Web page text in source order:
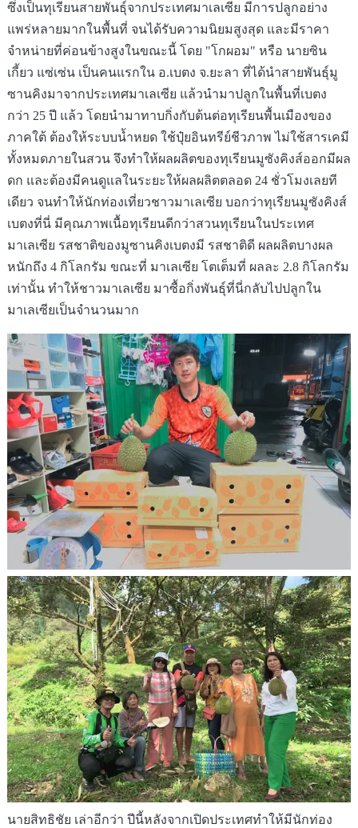
ซึ่งเป็นทุเรียนสายพันธุ์จากประเทศมาเลเซีย มีการปลูกอย่าง
แพร่หลายมากในพื้นที่ จนได้รับความนิยมสูงสุด และมีราคา
จำหน่ายที่ค่อนข้างสูงในขณะนี้ โดย "โกผอม" หรือ นายซิน
เกี้ยว แซ่เซ่น เป็นคนแรกใน อ.เบตง จ.ยะลา ที่ได้นำสายพันธุ์มู
ซานคิงมาจากประเทศมาเลเซีย แล้วนำมาปลูกในพื้นที่เบตง
กว่า 25 ปี แล้ว โดยนำมาทาบกิ่งกับต้นต่อทุเรียนพื้นเมืองของ
ภาคใต้ ต้องให้ระบบน้ำหยด ใช้ปุ๋ยอินทรีย์ชีวภาพ ไม่ใช้สารเคมี
ทั้งหมดภายในสวน จึงทำให้ผลผลิตของทุเรียนมูซังคิงส์ออกมีผล
ดก และต้องมีคนดูแลในระยะให้ผลผลิตตลอด 24 ชั่วโมงเลยที
เดียว จนทำให้นักท่องเที่ยวชาวมาเลเซีย บอกว่าทุเรียนมูซังคิงส์
เบตงที่นี่ มีคุณภาพเนื้อทุเรียนดีกว่าสวนทุเรียนในประเทศ
มาเลเซีย รสชาติของมูซานคิงเบตงมี รสชาติดี ผลผลิตบางผล
หนักถึง 4 กิโลกรัม ขณะที่ มาเลเซีย โตเต็มที่ ผลละ 2.8 กิโลกรัม
เท่านั้น ทำให้ชาวมาเลเซีย มาซื้อกิ่งพันธุ์ที่นี่กลับไปปลูกใน
มาเลเซียเป็นจำนวนมาก
นายสิทธิชัย เล่าอีกว่า ปีนี้หลังจากเปิดประเทศทำให้มีนักท่อง